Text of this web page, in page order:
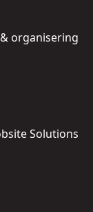
organisering
Solutions